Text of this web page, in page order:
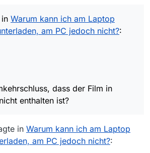
Warum kann ich am Laptop
am PC jedoch nicht?:
dass der Film in
enthalten ist?
in Warum kann ich am Laptop
am PC jedoch nicht?: